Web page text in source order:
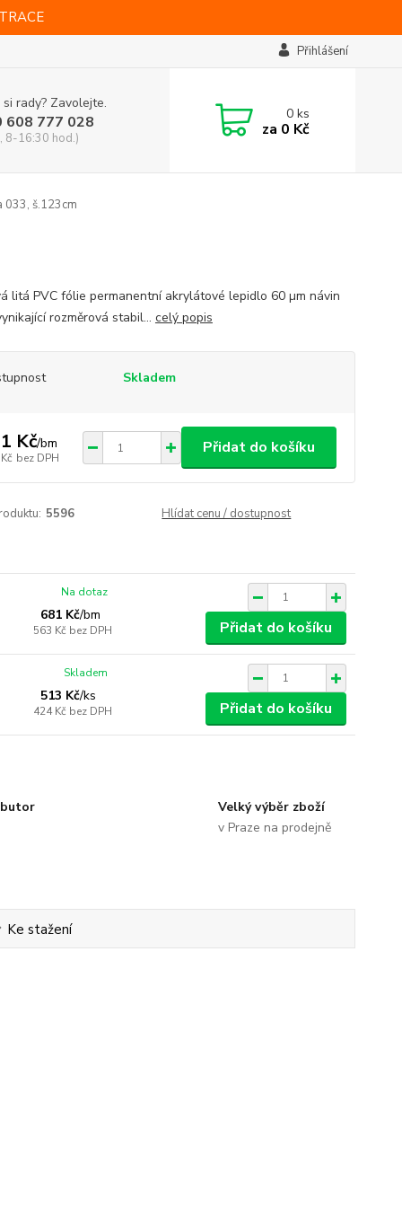
Přihlášení
rady? Zavolejte.
608 777 028
8-16:30 hod.)
0ks
za 0 Kč
033, š.123cm
litá PVC fólie permanentní akrylátové lepidlo 60 µm návin
rozměrová stabil... celý popis
Skladem
Kč/bm
bez DPH
Přidat do košíku
5596 Hlídat cenu / dostupnost
681 Kč/bm
563 Kč bez DPH
Na dotaz
Přidat do košíku
513 Kč/ks
424 Kč bez DPH
Skladem
Přidat do košíku
Velký výběr zboží
v Praze na prodejně
Ke stažení